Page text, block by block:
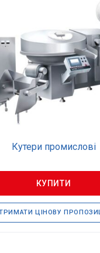
Кутери промислові
КУПИТИ
ЦІНОВУ